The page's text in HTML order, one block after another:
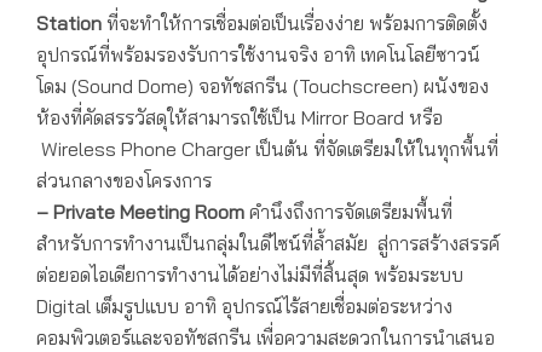
Station ที่จะทำให้การเชื่อมต่อเป็นเรื่องง่าย พร้อมการติดตั้ง
อุปกรณ์ที่พร้อมรองรับการใช้งานจริง อาทิ เทคโนโลยีซาวน์
โดม (Sound Dome) จอทัชสกรีน (Touchscreen) ผนังของ
ห้องที่คัดสรรวัสดุให้สามารถใช้เป็น Mirror Board หรือ
Wireless Phone Charger เป็นต้น ที่จัดเตรียมให้ในทุกพื้นที่
ส่วนกลางของโครงการ
– Private Meeting Room คำนึงถึงการจัดเตรียมพื้นที่
สำหรับการทำงานเป็นกลุ่มในดีไซน์ที่ล้ำสมัย สู่การสร้างสรรค์
ต่อยอดไอเดียการทำงานได้อย่างไม่มีที่สิ้นสุด พร้อมระบบ
Digital เต็มรูปแบบ อาทิ อุปกรณ์ไร้สายเชื่อมต่อระหว่าง
คอมพิวเตอร์และจอทัชสกรีน เพื่อความสะดวกในการนำเสนอ